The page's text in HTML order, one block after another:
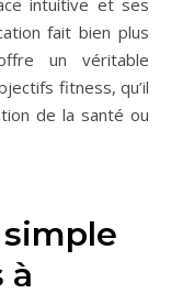
intuitive et ses
fait bien plus
un véritable
fitness, qu’il
de la santé ou
à